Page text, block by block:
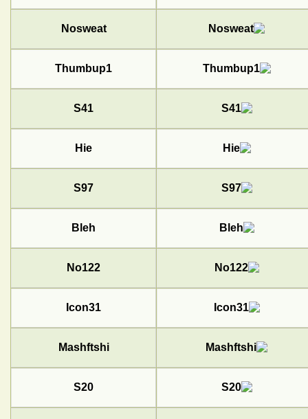
Nosweat
Thumbup1
S41
Hie
S97
Bleh
No122
Icon31
Mashftshi
S20